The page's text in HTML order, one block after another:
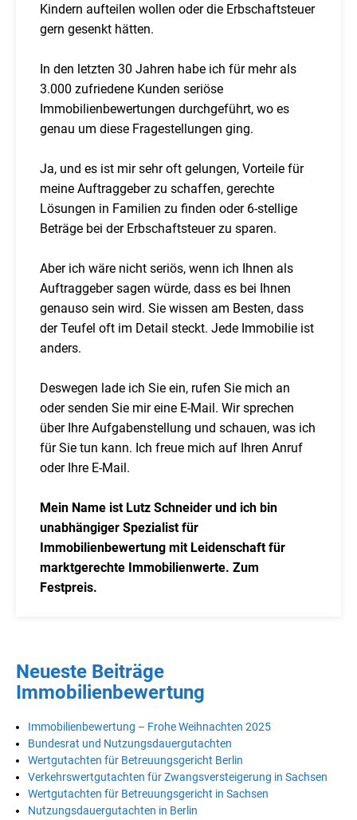
Kindern aufteilen wollen oder die Erbschaftsteuer
gern gesenkt hätten.
In den letzten 30 Jahren habe ich für mehr als
3.000 zufriedene Kunden seriöse
Immobilienbewertungen durchgeführt, wo es
genau um diese Fragestellungen ging.
Ja, und es ist mir sehr oft gelungen, Vorteile für
meine Auftraggeber zu schaffen, gerechte
Lösungen in Familien zu finden oder 6-stellige
Beträge bei der Erbschaftsteuer zu sparen.
Aber ich wäre nicht seriös, wenn ich Ihnen als
Auftraggeber sagen würde, dass es bei Ihnen
genauso sein wird. Sie wissen am Besten, dass
der Teufel oft im Detail steckt. Jede Immobilie ist
anders.
Deswegen lade ich Sie ein, rufen Sie mich an
oder senden Sie mir eine E-Mail. Wir sprechen
über Ihre Aufgabenstellung und schauen, was ich
für Sie tun kann. Ich freue mich auf Ihren Anruf
oder Ihre E-Mail.
Mein Name ist Lutz Schneider und ich bin
unabhängiger Spezialist für
Immobilienbewertung mit Leidenschaft für
marktgerechte Immobilienwerte. Zum
Festpreis.
Neueste Beiträge
Immobilienbewertung
Immobilienbewertung – Frohe Weihnachten 2025
Bundesrat und Nutzungsdauergutachten
Wertgutachten für Betreuungsgericht Berlin
Verkehrswertgutachten für Zwangsversteigerung in Sachsen
Wertgutachten für Betreuungsgericht in Sachsen
Nutzungsdauergutachten in Berlin